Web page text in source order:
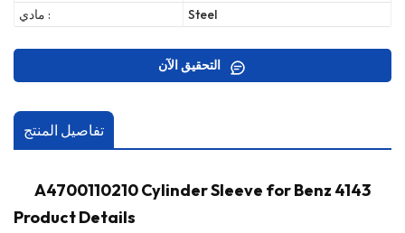
مادي :
Steel
تفاصيل المنتج
A4700110210 Cylinder Sleeve for Benz 4143
Product Details